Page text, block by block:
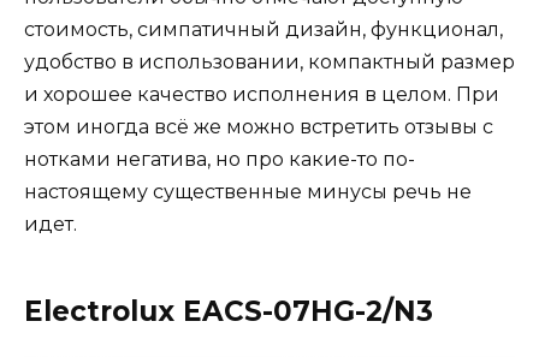
стоимость, симпатичный дизайн, функционал,
удобство в использовании, компактный размер
и хорошее качество исполнения в целом. При
этом иногда всё же можно встретить отзывы с
нотками негатива, но про какие-то по-
настоящему существенные минусы речь не
идет.
Electrolux EACS-07HG-2/N3